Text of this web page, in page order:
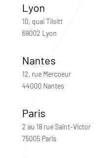
Lyon
10, quai Tilsitt
69002 Lyon
Nantes
12, rue Mercoeur
44000 Nantes
Paris
2 au 18 rue Saint-Victor
75005 Paris